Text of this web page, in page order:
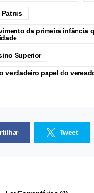
Patrus
da primeira infância
Superior
verdadeiro papel do
Tweet